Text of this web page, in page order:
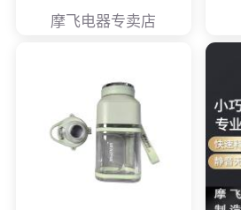
摩飞电器专卖店